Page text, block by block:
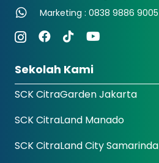
Marketing : 0838 9886 9005
Sekolah Kami
SCK CitraGarden Jakarta
SCK CitraLand Manado
SCK CitraLand City Samarinda